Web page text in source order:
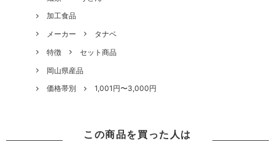
加工食品
メーカー
タナベ
特徴
セット商品
岡山県産品
価格帯別
1,001円〜3,000円
この商品を買った人は